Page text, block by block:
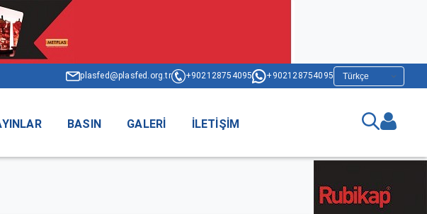
plasfed@plasfed.org.tr +902128754095 +902128754095
BASIN GALERI İLETIŞIM